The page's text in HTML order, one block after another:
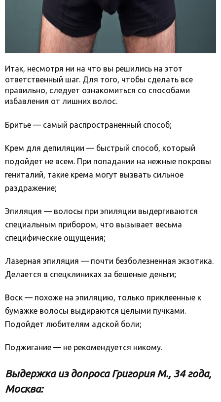
Итак, несмотря ни на что вы решились на этот
ответственный шаг. Для того, чтобы сделать все
правильно, следует ознакомиться со способами
избавления от лишних волос.
Бритье — самый распространенный способ;
Крем для депиляции — быстрый способ, который
подойдет не всем. При попадании на нежные покровы
гениталий, такие крема могут вызвать сильное
раздражение;
Эпиляция — волосы при эпиляции выдергиваются
специальным прибором, что вызывает весьма
специфические ощущения;
Лазерная эпиляция — почти безболезненная экзотика.
Делается в спецклиниках за бешеные деньги;
Воск — похоже на эпиляцию, только приклеенные к
бумажке волосы выдираются целыми пучками.
Подойдет любителям адской боли;
Поджигание — не рекомендуется никому.
Выдержка из допроса Григория М., 34 года,
Москва: